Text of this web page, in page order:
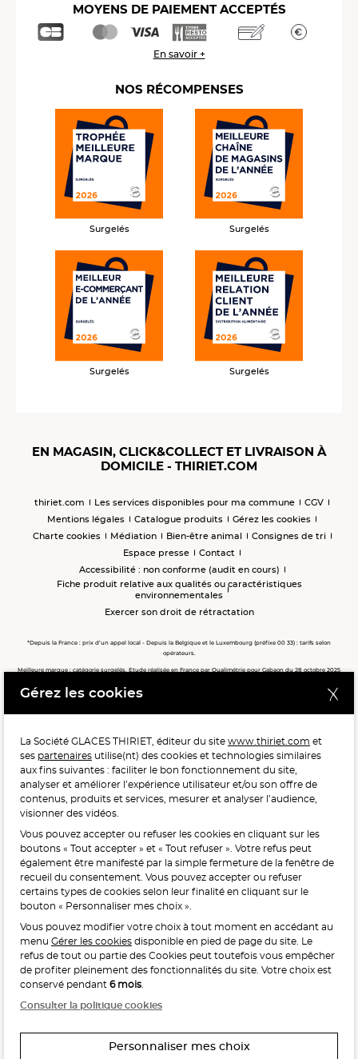
MOYENS DE PAIEMENT ACCEPTÉS
En savoir +
NOS RÉCOMPENSES
Surgelés Surgelés
Surgelés Surgelés
EN MAGASIN, CLICK&COLLECT ET LIVRAISON À
DOMICILE - THIRIET.COM
thiriet.com Les services disponibles pour ma commune
CGV
Mentions légales
Catalogue produits
Gérez les cookies
Charte cookies
Médiation Bien-être animal
Consignes de tri
Espace presse
Contact
Accessibilité : non conforme (audit en cours)
Fiche produit relative aux qualités ou caractéristiques
environnementales
Exercer son droit de rétractation
*Depuis la France : prix d’un appel local - Depuis la Belgique et le Luxembourg (préfixe 00 33) : tarifs selon
opérateurs.
Meilleure marque : catégorie surgelés. Etude réalisée en France par Qualimétrie pour Gabaon du 28 octobre 2025
Meilleure chaîne de magasins, Meilleur e-commerçant, Meilleure relation clients : catégorie surgelés. Étude
POUR VOTRE SANTÉ, MANGEZ AU MOINS CINQ FRUITS ET
LÉGUMES PAR JOUR.WWW.MANGERBOUGER.FR
L'abus d'alcool est dangereux pour la santé, à consommer
avec modération.
Interdiction de vente de boissons alcooliques
aux mineurs de moins de 18 ans
La preuve de majorité de l’acheteur est exigée au moment
de la vente en ligne.
Gérez les cookies
La Société GLACES THIRIET, éditeur du site www.thiriet.com et
ses partenaires utilise(nt) des cookies et technologies similaires
aux fins suivantes : faciliter le bon fonctionnement du site,
analyser et améliorer l’expérience utilisateur et/ou son offre de
contenus, produits et services, mesurer et analyser l’audience,
visionner des vidéos.
Vous pouvez accepter ou refuser les cookies en cliquant sur les
boutons « Tout accepter » et « Tout refuser ». Votre refus peut
également être manifesté par la simple fermeture de la fenêtre de
recueil du consentement. Vous pouvez accepter ou refuser
certains types de cookies selon leur finalité en cliquant sur le
bouton « Personnaliser mes choix ».
Vous pouvez modifier votre choix à tout moment en accédant au
menu Gérer les cookies disponible en pied de page du site. Le
refus de tout ou partie des Cookies peut toutefois vous empêcher
de profiter pleinement des fonctionnalités du site. Votre choix est
conservé pendant 6 mois.
Consulter la politique cookies
Personnaliser mes choix